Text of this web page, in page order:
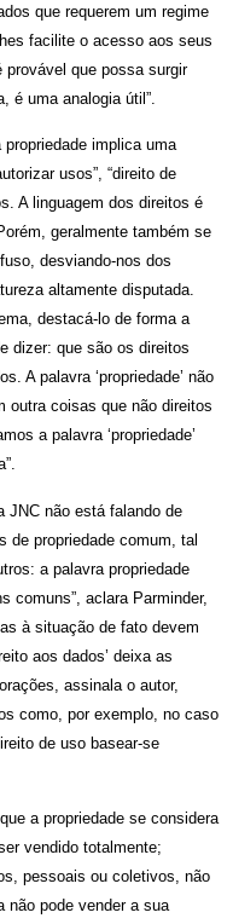
que requerem um regime
facilite o acesso aos seus
que possa surgir
é uma analogia útil”.
propriedade implica uma
usos”, “direito de
A linguagem dos direitos é
geralmente também se
desviando-nos dos
altamente disputada.
destacá-lo de forma a
dizer: que são os direitos
A palavra ‘propriedade’ não
outra coisas que não direitos
a palavra ‘propriedade’
JNC não está falando de
de propriedade comum, tal
a palavra propriedade
comuns”, aclara Parminder,
à situação de fato devem
aos dados’ deixa as
assinala o autor,
como, por exemplo, no caso
de uso basear-se
a propriedade se considera
vendido totalmente;
pessoais ou coletivos, não
não pode vender a sua